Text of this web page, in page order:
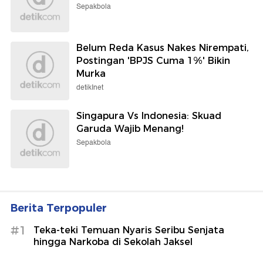
Sepakbola
Belum Reda Kasus Nakes Nirempati,
Postingan 'BPJS Cuma 1%' Bikin
Murka
detikInet
Singapura Vs Indonesia: Skuad
Garuda Wajib Menang!
Sepakbola
Berita Terpopuler
#1
Teka-teki Temuan Nyaris Seribu Senjata
hingga Narkoba di Sekolah Jaksel